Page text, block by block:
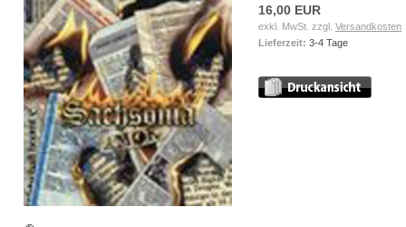
16,00 EUR
exkl. MwSt. zzgl. Versandkosten
Lieferzeit: 3-4 Tage